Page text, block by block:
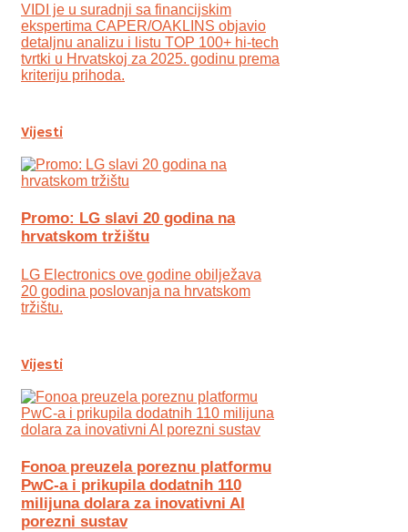
VIDI je u suradnji sa financijskim
ekspertima CAPER/OAKLINS objavio
detaljnu analizu i listu TOP 100+ hi-tech
tvrtki u Hrvatskoj za 2025. godinu prema
kriteriju prihoda.
Vijesti
Promo: LG slavi 20 godina na
hrvatskom tržištu
LG Electronics ove godine obilježava
20 godina poslovanja na hrvatskom
tržištu.
Vijesti
Fonoa preuzela poreznu platformu
PwC-a i prikupila dodatnih 110
milijuna dolara za inovativni AI
porezni sustav